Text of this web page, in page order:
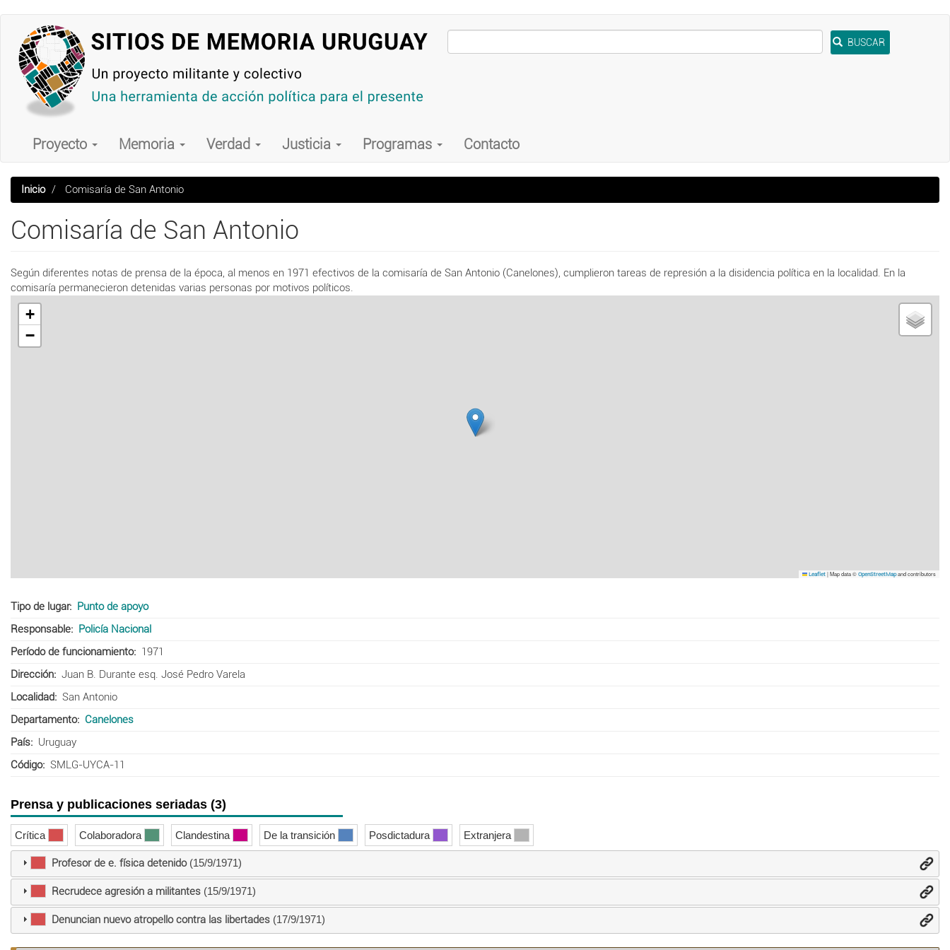
contenido
principal
BUSCAR
Main
navigation
Proyecto Memoria Verdad Justicia Programas Contacto
Inicio Comisaría de San Antonio
Comisaría de San Antonio
Según diferentes notas de prensa de la época, al menos en 1971 efectivos de la comisaría de San Antonio (Canelones), cumplieron tareas de represión a la disidencia política en la localidad. En la
comisaría permanecieron detenidas varias personas por motivos políticos.
+
−
Leaflet |Map data © OpenStreetMapand contributors
Tipo de lugar
Punto de apoyo
Responsable
Policía Nacional
Período de funcionamiento
1971
Dirección
Juan B. Durante esq. José Pedro Varela
Localidad
San Antonio
Departamento
Canelones
País
Uruguay
Código
SMLG-UYCA-11
Prensa y publicaciones seriadas (3)
Crítica Colaboradora Clandestina De la transición Posdictadura Extranjera
Profesor de e. física detenido(15/9/1971)
Recrudece agresión a militantes(15/9/1971)
Denuncian nuevo atropello contra las libertades(17/9/1971)